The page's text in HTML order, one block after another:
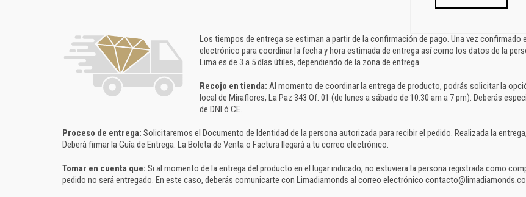
Los tiempos de entrega se estiman a partir de la confirmación de pago. Una vez
electrónico para coordinar la fecha y hora estimada de entrega así como los datos de la
Lima es de 3 a 5 días útiles, dependiendo de la zona de entrega.
Recojo en tienda: Al momento de coordinar la entrega de producto, podrás solicitar la
local de Miraflores, La Paz 343 Of. 01 (de lunes a sábado de 10.30 am a 7 pm). Deberás
de DNI ó CE.
Proceso de entrega: Solicitaremos el Documento de Identidad de la persona autorizada para recibir el pedido. Realizada la
Deberá firmar la Guía de Entrega. La Boleta de Venta o Factura llegará a tu correo electrónico.
Tomar en cuenta que: Si al momento de la entrega del producto en el lugar indicado, no estuviera la persona registrada como
pedido no será entregado. En este caso, deberás comunicarte con Limadiamonds al correo electrónico